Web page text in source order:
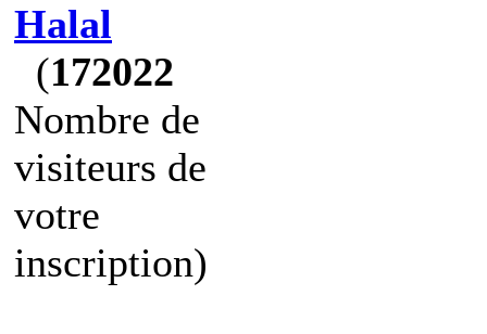
Halal
(172022
Nombre de
visiteurs de
votre
inscription)